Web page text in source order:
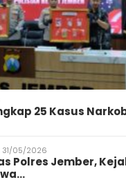
25 Kasus
31/05/2026
Polres Jember,